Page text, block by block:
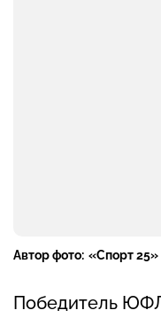
Автор фото: «Спорт
Победитель